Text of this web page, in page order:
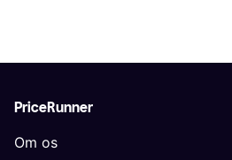
PriceRunner
Om os